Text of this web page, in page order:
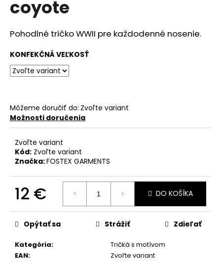
coyote
Pohodlné tričko WWII pre každodenné nosenie.
KONFEKČNÁ VEĽKOSŤ
Môžeme doručiť do: Zvoľte variant
Možnosti doručenia
Zvoľte variant
Kód: Zvoľte variant
Značka:FOSTEX GARMENTS
12 €
cena:
DO KOŠÍKA
Kategória:
Tričká s motívom
EAN: Zvoľte variant
Opýtať sa Strážiť Zdieľať
á
s
ť
?
O
p
o
ú
č
m
e